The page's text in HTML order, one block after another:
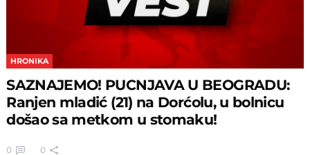
HRONIKA
SAZNAJEMO! PUCNJAVA U BEOGRADU:
Ranjen mladić (21) na Dorćolu, u bolnicu
došao sa metkom u stomaku!
0 0